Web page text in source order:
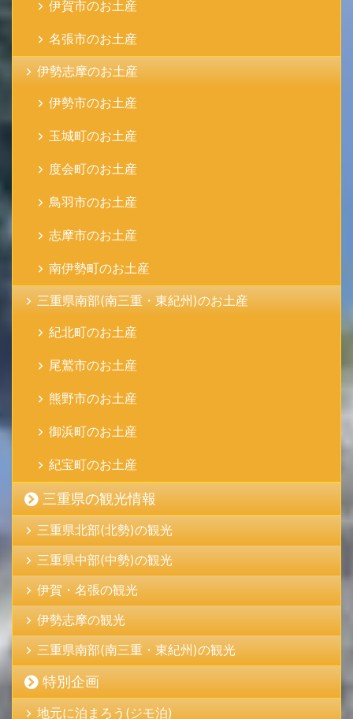
伊賀市のお土産
名張市のお土産
伊勢志摩のお土産
伊勢市のお土産
玉城町のお土産
度会町のお土産
鳥羽市のお土産
志摩市のお土産
南伊勢町のお土産
三重県南部(南三重・東紀州)のお土産
紀北町のお土産
尾鷲市のお土産
熊野市のお土産
御浜町のお土産
紀宝町のお土産
三重県の観光情報
三重県北部(北勢)の観光
三重県中部(中勢)の観光
伊賀・名張の観光
伊勢志摩の観光
三重県南部(南三重・東紀州)の観光
特別企画
地元に泊まろう(ジモ泊)